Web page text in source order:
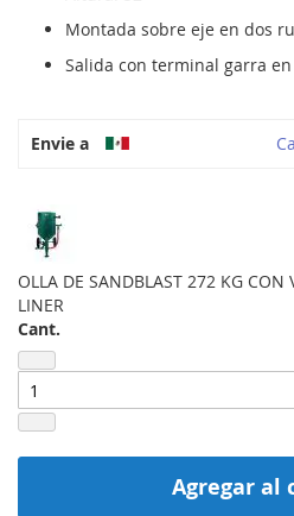
Montada sobre eje en dos
Salida con terminal garra
Envie a
OLLA DE SANDBLAST 272 KG CON
LINER
Cant.
Agregar al